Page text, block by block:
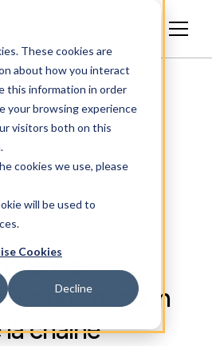
These cookies are
about how you interact
this information in order
your browsing experience
visitors both on this
cookies we use, please
will be used to
Cookies
Decline
SECTORIELLES
:
une gestion
chaîne